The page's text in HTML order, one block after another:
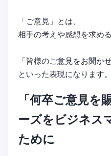
「ご意見」とは、
相手の考えや感想を求め
「皆様のご意見をお聞か
といった表現になります。
「何卒ご意見を
ーズをビジネス
ために